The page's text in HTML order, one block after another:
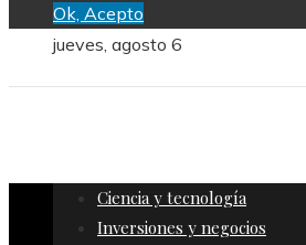
Ok, Acepto
jueves, agosto 6
Ciencia y tecnología
Inversiones y negocios